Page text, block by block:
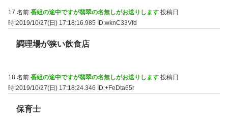
17 名前:番組の途中ですが翡翠の名無しがお送りします 投稿日
時:2019/10/27(日) 17:18:16.985 ID:wknC33Vfd
調理場が狭い飲食店
18 名前:番組の途中ですが翡翠の名無しがお送りします 投稿日
時:2019/10/27(日) 17:18:24.346
ID:+FeDta65r
保育士